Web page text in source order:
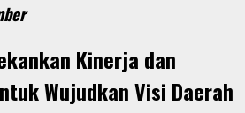
Kinerja dan
Wujudkan Visi Daerah